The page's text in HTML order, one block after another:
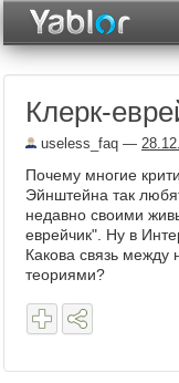
Клерк-
useless_faq —
Почему многие
Эйнштейна так
недавно своими
еврейчик". Ну в
Какова связь между
теориями?